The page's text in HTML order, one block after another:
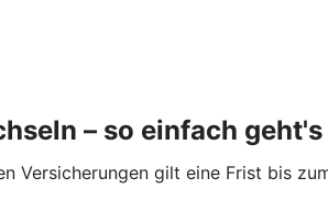
– so einfach geht's
Versicherungen gilt eine Frist bis